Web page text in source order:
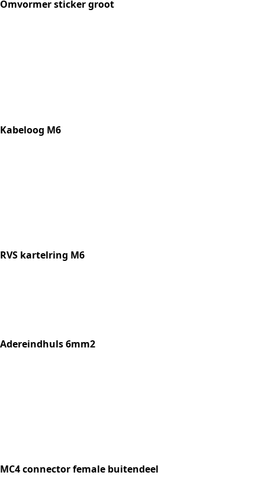
Omvormer sticker groot
Kabeloog M6
RVS kartelring M6
Adereindhuls 6mm2
MC4 connector female buitendeel